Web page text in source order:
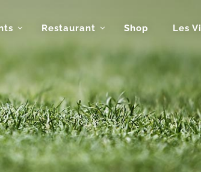
Restaurant Shop Les